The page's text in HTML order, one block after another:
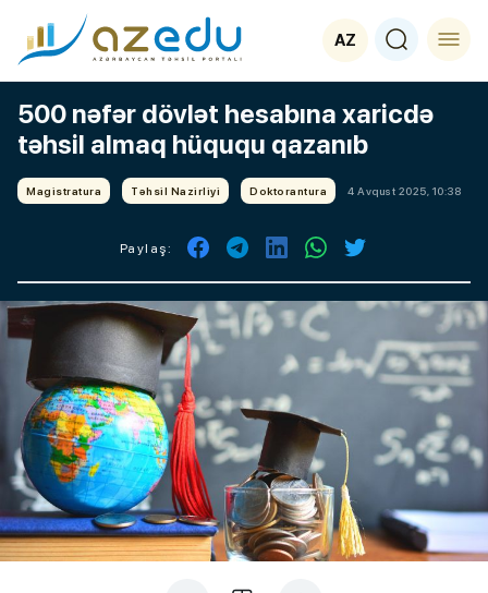
AZ
500 nəfər dövlət hesabına xaricdə
təhsil almaq hüququ qazanıb
Magistratura Təhsil Nazirliyi Doktorantura 4 Avqust 2025, 10:38
Paylaş: